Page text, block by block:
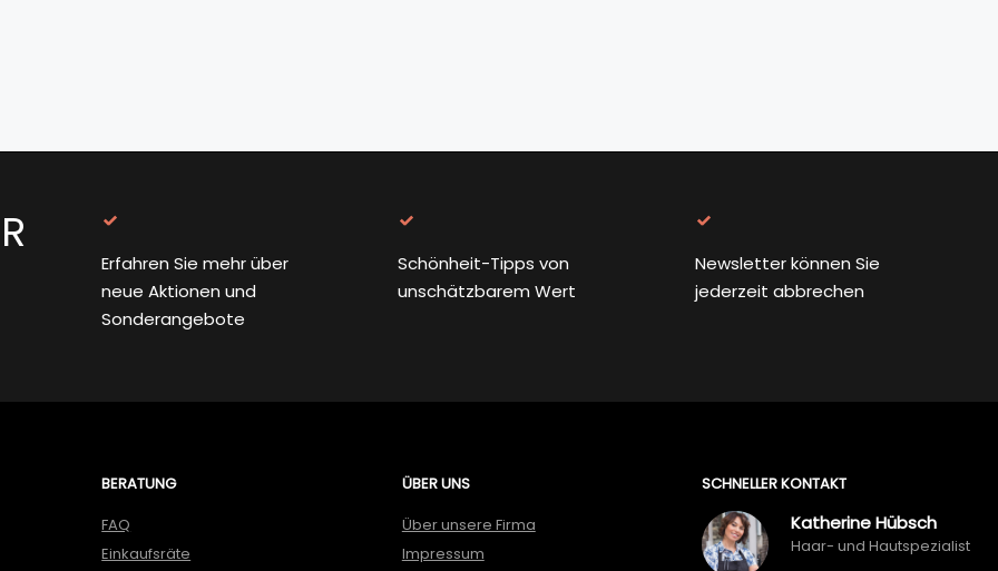
Erfahren Sie mehr über
neue Aktionen und
Sonderangebote
Schönheit-Tipps von
unschätzbarem Wert
Newsletter können Sie
jederzeit abbrechen
BERATUNG
FAQ
Einkaufsräte
ÜBER UNS
Über unsere Firma
Impressum
SCHNELLER KONTAKT
Katherine Hübsch
Haar- und Hautspezialist